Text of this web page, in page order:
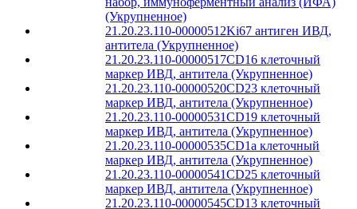
(Укрупненное)
21.20.23.110-00000512Ki67 антиген ИВД,
антитела (Укрупненное)
21.20.23.110-00000517CD16 клеточный
маркер ИВД, антитела (Укрупненное)
21.20.23.110-00000520CD23 клеточный
маркер ИВД, антитела (Укрупненное)
21.20.23.110-00000531CD19 клеточный
маркер ИВД, антитела (Укрупненное)
21.20.23.110-00000535CD1a клеточный
маркер ИВД, антитела (Укрупненное)
21.20.23.110-00000541CD25 клеточный
маркер ИВД, антитела (Укрупненное)
21.20.23.110-00000545CD13 клеточный